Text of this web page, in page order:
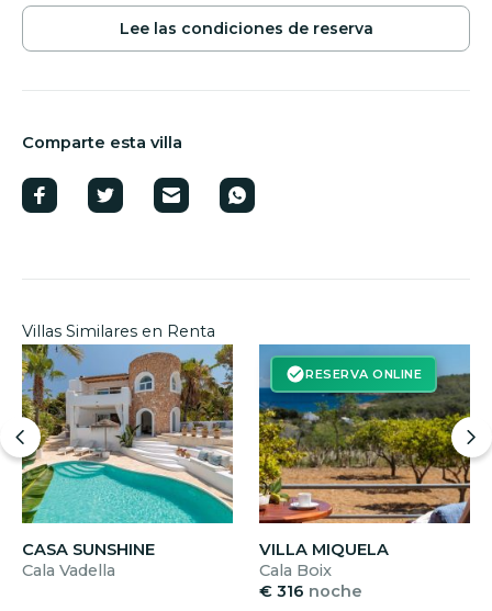
Lee las condiciones de reserva
Comparte esta villa
Villas Similares en Renta
CASA SUNSHINE
Cala Vadella
RESERVA ONLINE
VILLA MIQUELA
Cala Boix
€ 316 noche